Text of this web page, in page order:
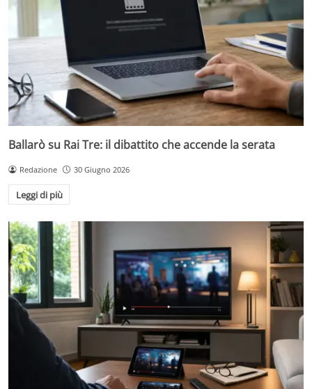
Ballarò su Rai Tre: il dibattito che accende la serata
Redazione 30 Giugno 2026
Leggi di più